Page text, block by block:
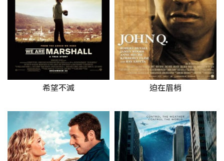
希望不滅 迫在眉梢